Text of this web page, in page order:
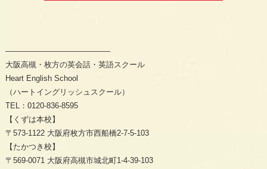
—————————————–
大阪高槻・枚方の英会話・英語スクール
Heart English School
（ハートイングリッシュスクール）
TEL：0120-836-8595
【くずは本校】
〒573-1122 大阪府枚方市西船橋2-7-5-103
【たかつき校】
〒569-0071 大阪府高槻市城北町1-4-39-103